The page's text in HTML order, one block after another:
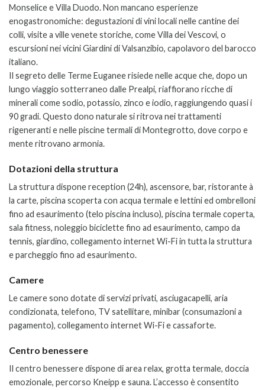
Monselice e Villa Duodo. Non mancano esperienze
enogastronomiche: degustazioni di vini locali nelle cantine dei
colli, visite a ville venete storiche, come Villa dei Vescovi, o
escursioni nei vicini Giardini di Valsanzibio, capolavoro del barocco
italiano.
Il segreto delle Terme Euganee risiede nelle acque che, dopo un
lungo viaggio sotterraneo dalle Prealpi, riaffiorano ricche di
minerali come sodio, potassio, zinco e iodio, raggiungendo quasi i
90 gradi. Questo dono naturale si ritrova nei trattamenti
rigeneranti e nelle piscine termali di Montegrotto, dove corpo e
mente ritrovano armonia.
Dotazioni della struttura
La struttura dispone reception (24h), ascensore, bar, ristorante à
la carte, piscina scoperta con acqua termale e lettini ed ombrelloni
fino ad esaurimento (telo piscina incluso), piscina termale coperta,
sala fitness, noleggio biciclette fino ad esaurimento, campo da
tennis, giardino, collegamento internet Wi-Fi in tutta la struttura
e parcheggio fino ad esaurimento.
Camere
Le camere sono dotate di servizi privati, asciugacapelli, aria
condizionata, telefono, TV satellitare, minibar (consumazioni a
pagamento), collegamento internet Wi-Fi e cassaforte.
Centro benessere
Il centro benessere dispone di area relax, grotta termale, doccia
emozionale, percorso Kneipp e sauna. L’accesso è consentito